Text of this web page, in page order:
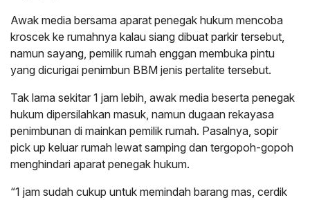
Awak media bersama aparat penegak hukum mencoba
kroscek ke rumahnya kalau siang dibuat parkir tersebut,
namun sayang, pemilik rumah enggan membuka pintu
yang dicurigai penimbun BBM jenis pertalite tersebut.
Tak lama sekitar 1 jam lebih, awak media beserta penegak
hukum dipersilahkan masuk, namun dugaan rekayasa
penimbunan di mainkan pemilik rumah. Pasalnya, sopir
pick up keluar rumah lewat samping dan tergopoh-gopoh
menghindari aparat penegak hukum.
“1 jam sudah cukup untuk memindah barang mas, cerdik